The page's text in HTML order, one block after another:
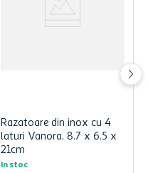
Razatoare din inox cu 4
laturi Vanora, 8.7 x 6.5 x
21cm
In stoc